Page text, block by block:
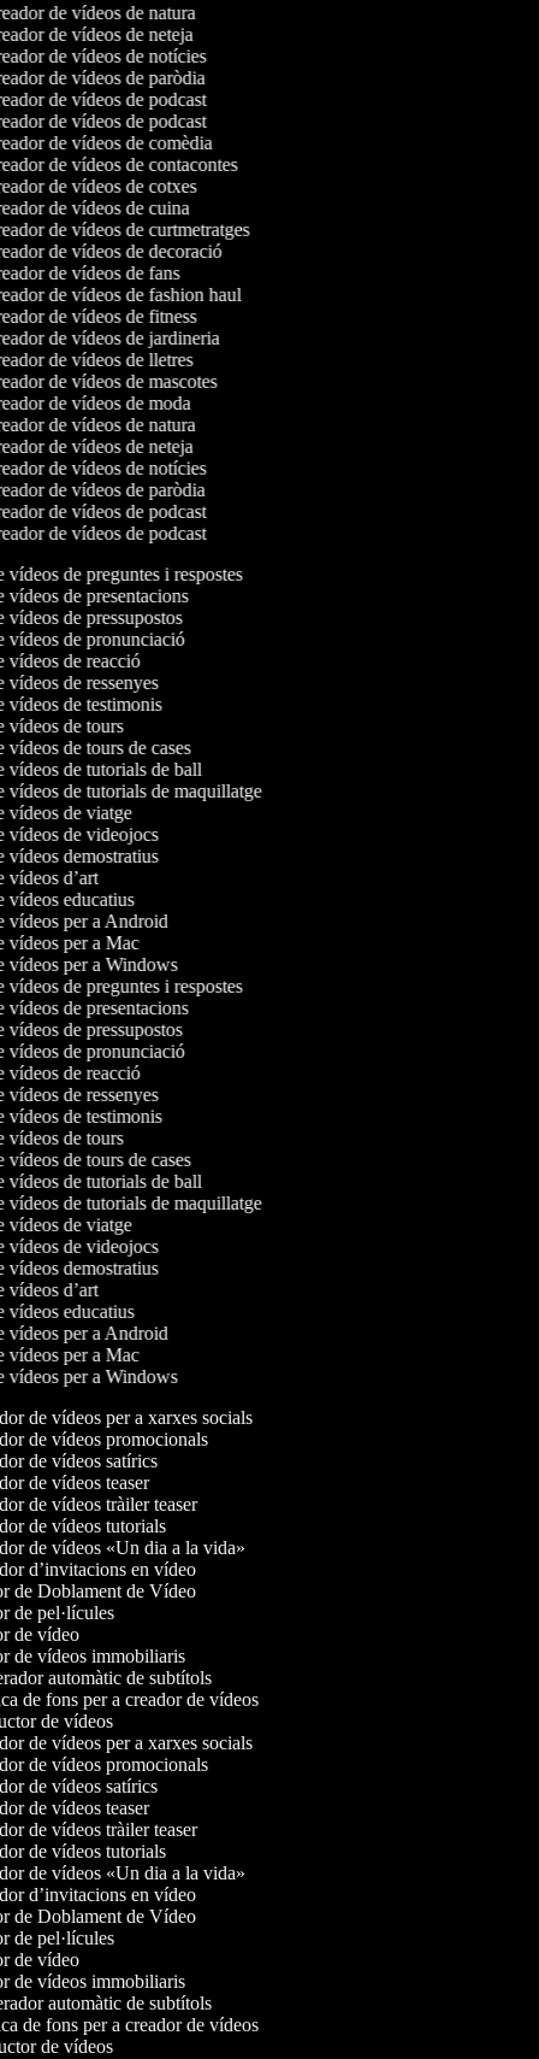
de vídeos de natura
de vídeos de neteja
de vídeos de notícies
de vídeos de paròdia
de vídeos de podcast
de vídeos de podcast
de vídeos de comèdia
de vídeos de contacontes
de vídeos de cotxes
de vídeos de cuina
de vídeos de curtmetratges
de vídeos de decoració
de vídeos de fans
de vídeos de fashion haul
de vídeos de fitness
de vídeos de jardineria
de vídeos de lletres
de vídeos de mascotes
de vídeos de moda
de vídeos de natura
de vídeos de neteja
de vídeos de notícies
de vídeos de paròdia
de vídeos de podcast
de vídeos de podcast
vídeos de preguntes i respostes
vídeos de presentacions
vídeos de pressupostos
vídeos de pronunciació
vídeos de reacció
vídeos de ressenyes
vídeos de testimonis
vídeos de tours
vídeos de tours de cases
vídeos de tutorials de ball
vídeos de tutorials de maquillatge
vídeos de viatge
vídeos de videojocs
vídeos demostratius
vídeos d’art
vídeos educatius
vídeos per a Android
vídeos per a Mac
vídeos per a Windows
vídeos de preguntes i respostes
vídeos de presentacions
vídeos de pressupostos
vídeos de pronunciació
vídeos de reacció
vídeos de ressenyes
vídeos de testimonis
vídeos de tours
vídeos de tours de cases
vídeos de tutorials de ball
vídeos de tutorials de maquillatge
vídeos de viatge
vídeos de videojocs
vídeos demostratius
vídeos d’art
vídeos educatius
vídeos per a Android
vídeos per a Mac
vídeos per a Windows
de vídeos per a xarxes socials
de vídeos promocionals
de vídeos satírics
de vídeos teaser
de vídeos tràiler teaser
de vídeos tutorials
de vídeos «Un dia a la vida»
d’invitacions en vídeo
de Doblament de Vídeo
de pel·lícules
de vídeo
de vídeos immobiliaris
automàtic de subtítols
de fons per a creador de vídeos
de vídeos
de vídeos per a xarxes socials
de vídeos promocionals
de vídeos satírics
de vídeos teaser
de vídeos tràiler teaser
de vídeos tutorials
de vídeos «Un dia a la vida»
d’invitacions en vídeo
de Doblament de Vídeo
de pel·lícules
de vídeo
de vídeos immobiliaris
automàtic de subtítols
de fons per a creador de vídeos
de vídeos